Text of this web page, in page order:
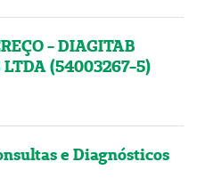
- DIAGITAB
LTDA (54003267-5)
e Diagnósticos